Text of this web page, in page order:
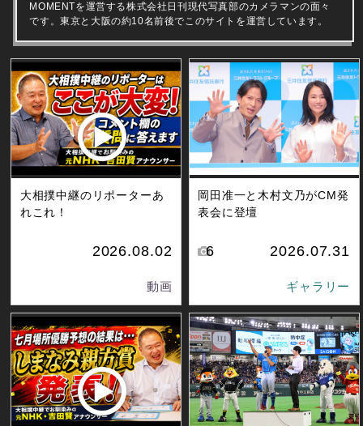
MOMENTを運営する株式会社日刊現代写真部のカメラマンの面々
です。東京と大阪の約10名前後でこのサイトを運営しています。
大相撲中継のリポーターあ
れこれ！
2026.08.02
動画
岡田准一と木村文乃がCM発
表会に登壇
6 2026.07.31
ギャラリー